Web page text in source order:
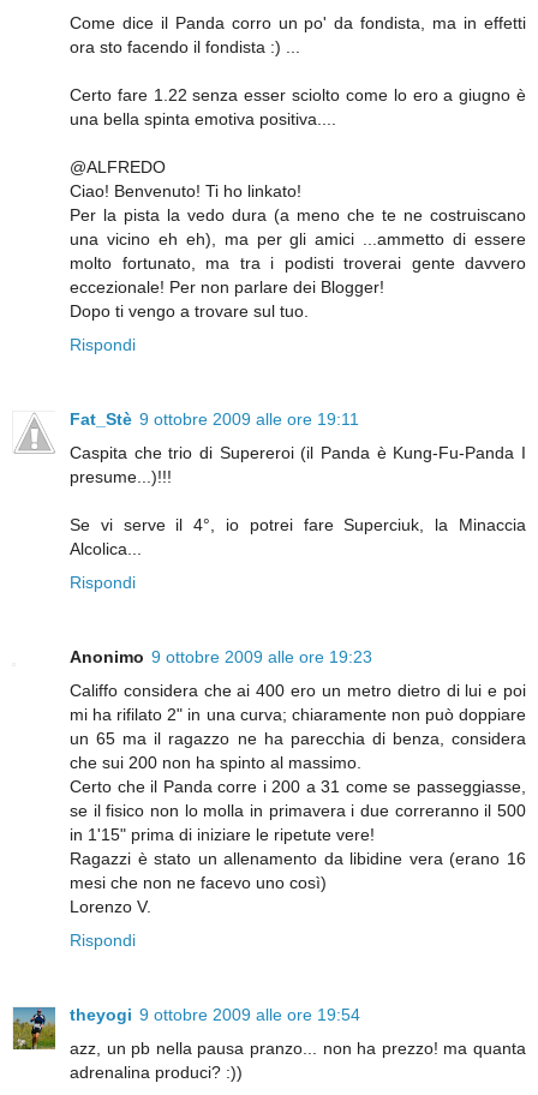
Come dice il Panda corro un po' da fondista, ma in effetti
ora sto facendo il fondista :) ...
Certo fare 1.22 senza esser sciolto come lo ero a giugno è
una bella spinta emotiva positiva....
@ALFREDO
Ciao! Benvenuto! Ti ho linkato!
Per la pista la vedo dura (a meno che te ne costruiscano
una vicino eh eh), ma per gli amici ...ammetto di essere
molto fortunato, ma tra i podisti troverai gente davvero
eccezionale! Per non parlare dei Blogger!
Dopo ti vengo a trovare sul tuo.
Rispondi
Fat_Stè 9 ottobre 2009 alle ore 19:11
Caspita che trio di Supereroi (il Panda è Kung-Fu-Panda I
presume...)!!!
Se vi serve il 4°, io potrei fare Superciuk, la Minaccia
Alcolica...
Rispondi
Anonimo 9 ottobre 2009 alle ore 19:23
Califfo considera che ai 400 ero un metro dietro di lui e poi
mi ha rifilato 2" in una curva; chiaramente non può doppiare
un 65 ma il ragazzo ne ha parecchia di benza, considera
che sui 200 non ha spinto al massimo.
Certo che il Panda corre i 200 a 31 come se passeggiasse,
se il fisico non lo molla in primavera i due correranno il 500
in 1'15" prima di iniziare le ripetute vere!
Ragazzi è stato un allenamento da libidine vera (erano 16
mesi che non ne facevo uno così)
Lorenzo V.
Rispondi
theyogi 9 ottobre 2009 alle ore 19:54
azz, un pb nella pausa pranzo... non ha prezzo! ma quanta
adrenalina produci? :))